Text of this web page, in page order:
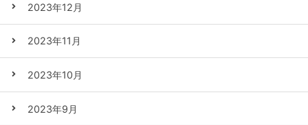
2023年12月
2023年11月
2023年10月
2023年9月